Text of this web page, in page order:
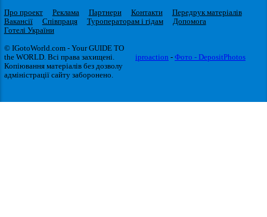
Про проект Реклама Партнери Контакти
Передрук матеріалів
Вакансії
Співпраця Туроператорам і гідам
Допомога
Готелі України
© IGotoWorld.com - Your GUIDE TO
the WORLD. Всі права захищені.
Копіювання матеріалів без дозволу
адміністрації сайту заборонено.
iproaction - Фото - DepositPhotos